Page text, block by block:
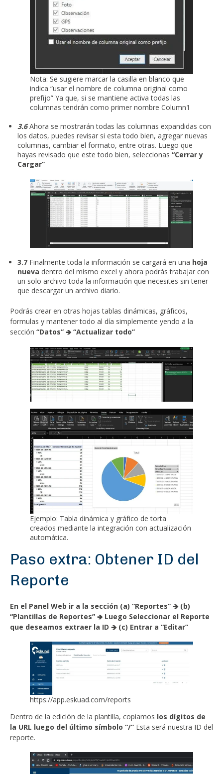
Nota: Se sugiere marcar la casilla en blanco que
indica “usar el nombre de columna original como
prefijo” Ya que, si se mantiene activa todas las
columnas tendrán como primer nombre Column1
3.6 Ahora se mostrarán todas las columnas expandidas con
los datos, puedes revisar si esta todo bien, agregar nuevas
columnas, cambiar el formato, entre otras. Luego que
hayas revisado que este todo bien, seleccionas “Cerrar y
Cargar”
3.7 Finalmente toda la información se cargará en una hoja
nueva dentro del mismo excel y ahora podrás trabajar con
un solo archivo toda la información que necesites sin tener
que descargar un archivo diario.
Podrás crear en otras hojas tablas dinámicas, gráficos,
formulas y mantener todo al día simplemente yendo a la
sección “Datos” 🡺 “Actualizar todo”
Ejemplo: Tabla dinámica y gráfico de torta
creados mediante la integración con actualización
automática.
Paso extra: Obtener ID del
Reporte
En el Panel Web ir a la sección (a) “Reportes” 🡺 (b)
“Plantillas de Reportes” 🡺 Luego Seleccionar el Reporte
que deseamos extraer la ID 🡺 (c) Entrar a “Editar”
https://app.eskuad.com/reports
Dentro de la edición de la plantilla, copiamos los dígitos de
la URL luego del último símbolo “/” Esta será nuestra ID del
reporte.